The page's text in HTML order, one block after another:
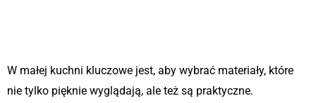
W małej kuchni kluczowe jest, aby wybrać materiały, które
nie tylko pięknie wyglądają, ale też są praktyczne.